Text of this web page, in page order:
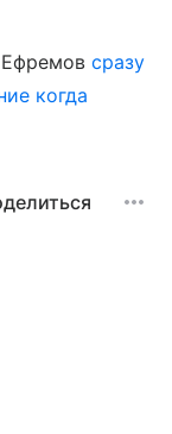
Ефремовсразу
когда